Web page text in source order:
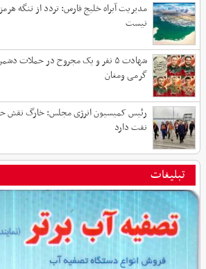
مدیریت آبراه خلیج فارس: تردد از تنگه
نیست
شهادت ۵ نفر و یک مجروح در حملات
گرمی ومغان
رئیس کمیسیون انرژی مجلس: خارگ نقش
نفت دارد
تبلیغات